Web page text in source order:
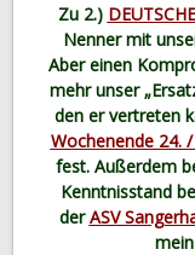
Zu 2.)
Nenner mit
Aber einen
mehr unser
den er vertreten
Wochenende 24. /
fest. Außerdem
Kenntnisstand
derASV